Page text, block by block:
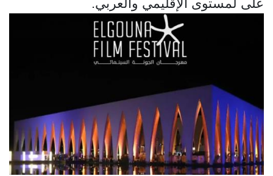
على لمستوى الإقليمي والعربي.